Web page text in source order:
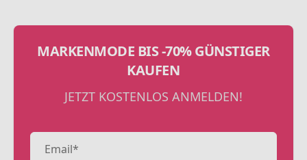
MARKENMODE BIS -70% GÜNSTIGER
KAUFEN
JETZT KOSTENLOS ANMELDEN!